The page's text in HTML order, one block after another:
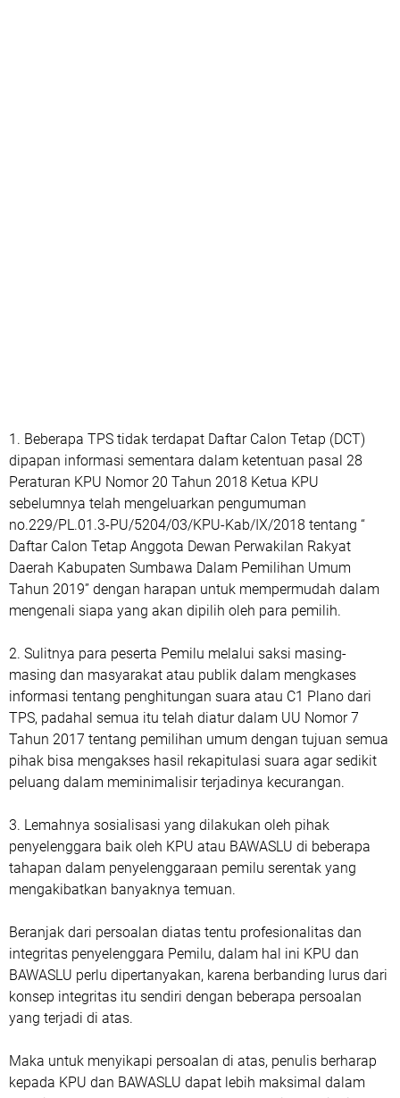
1. Beberapa TPS tidak terdapat Daftar Calon Tetap (DCT)
dipapan informasi sementara dalam ketentuan pasal 28
Peraturan KPU Nomor 20 Tahun 2018 Ketua KPU
sebelumnya telah mengeluarkan pengumuman
no.229/PL.01.3-PU/5204/03/KPU-Kab/IX/2018 tentang “
Daftar Calon Tetap Anggota Dewan Perwakilan Rakyat
Daerah Kabupaten Sumbawa Dalam Pemilihan Umum
Tahun 2019” dengan harapan untuk mempermudah dalam
mengenali siapa yang akan dipilih oleh para pemilih.
2. Sulitnya para peserta Pemilu melalui saksi masing-
masing dan masyarakat atau publik dalam mengkases
informasi tentang penghitungan suara atau C1 Plano dari
TPS, padahal semua itu telah diatur dalam UU Nomor 7
Tahun 2017 tentang pemilihan umum dengan tujuan semua
pihak bisa mengakses hasil rekapitulasi suara agar sedikit
peluang dalam meminimalisir terjadinya kecurangan.
3. Lemahnya sosialisasi yang dilakukan oleh pihak
penyelenggara baik oleh KPU atau BAWASLU di beberapa
tahapan dalam penyelenggaraan pemilu serentak yang
mengakibatkan banyaknya temuan.
Beranjak dari persoalan diatas tentu profesionalitas dan
integritas penyelenggara Pemilu, dalam hal ini KPU dan
BAWASLU perlu dipertanyakan, karena berbanding lurus dari
konsep integritas itu sendiri dengan beberapa persoalan
yang terjadi di atas.
Maka untuk menyikapi persoalan di atas, penulis berharap
kepada KPU dan BAWASLU dapat lebih maksimal dalam